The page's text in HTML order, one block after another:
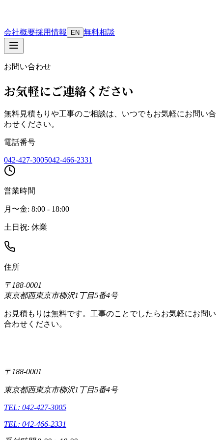
会社概要採用情報 EN 無料相談
お問い合わせ
お気軽にご連絡ください
無料見積もりや工事のご相談は、いつでもお気軽にお問い合
わせください。
電話番号
042-427-3005042-466-2331
営業時間
月〜金: 8:00 - 18:00
土日祝: 休業
住所
〒188-0001
東京都西東京市柳沢1丁目5番4号
お見積もりは無料です。工事のことでしたらお気軽にお問い
合わせください。
〒188-0001
東京都西東京市柳沢1丁目5番4号
TEL: 042-427-3005
TEL: 042-466-2331